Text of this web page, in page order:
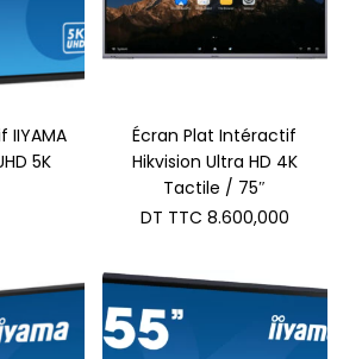
IIYAMA
5K
Écran Plat Intéractif
Hikvision Ultra HD 4K
Tactile / 75″
DT TTC 8.600,000